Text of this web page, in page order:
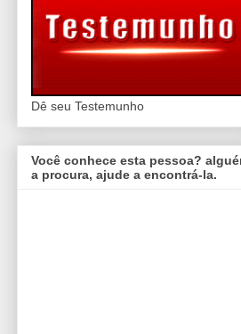
Dê seu Testemunho
Você conhece esta pessoa?
a procura, ajude a encontrá-la.